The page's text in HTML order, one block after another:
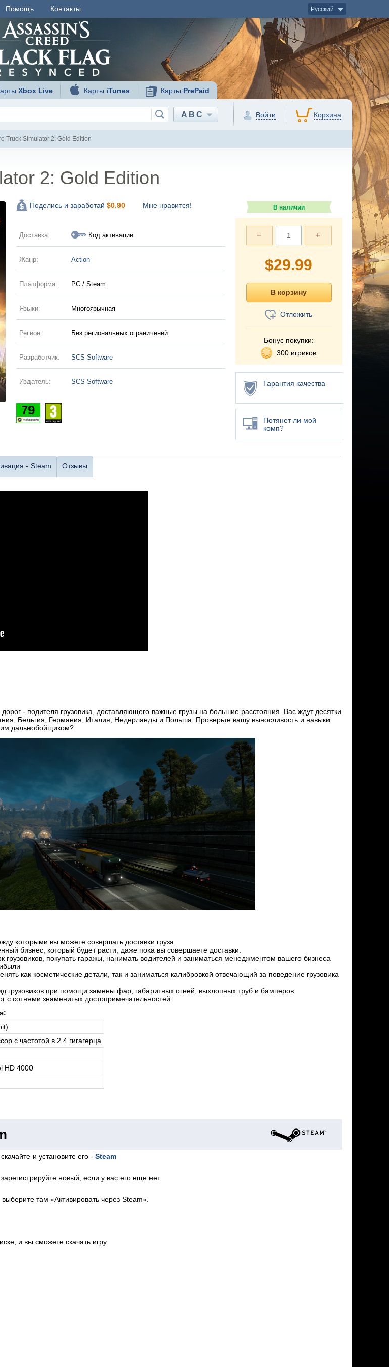
Помощь Контакты Русский
Xbox Live Карты iTunes Карты PrePaid
ABC Войти Корзина
Truck Simulator 2: Gold Edition
2: Gold Edition
Мне нравится!
Поделись и заработай $0.90
Доставка: Код активации
Жанр: Action
Платформа: PC / Steam
Языки: Многоязычная
Регион: Без региональных ограничений
Разработчик: SCS Software
Издатель: SCS Software
79
В наличии
+
−
$29.99
Отложить
Бонус покупки:
300 игриков
Гарантия качества
Потянет ли мой
комп?
- Steam Отзывы
- водителя грузовика, доставляющего важные грузы на большие расстояния. Вас ждут десятки
Бельгия, Германия, Италия, Недерланды и Польша. Проверьте вашу выносливость и навыки
дальнобойщиком?
которыми вы можете совершать доставки груза.
бизнес, который будет расти, даже пока вы совершаете доставки.
грузовиков, покупать гаражы, нанимать водителей и заниматься менеджментом вашего бизнеса
как косметические детали, так и заниматься калибровкой отвечающий за поведение грузовика
грузовиков при помощи замены фар, габаритных огней, выхлопных труб и бамперов.
с сотнями знаменитых достопримечательностей.
с частотой в 2.4 гигагерца
HD 4000
и установите его - Steam
новый, если у вас его еще нет.
там «Активировать через Steam».
и вы сможете скачать игру.